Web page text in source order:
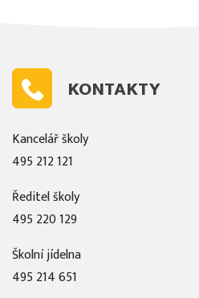
KONTAKTY
Kancelář školy
495 212 121
Ředitel školy
495 220 129
Školní jídelna
495 214 651